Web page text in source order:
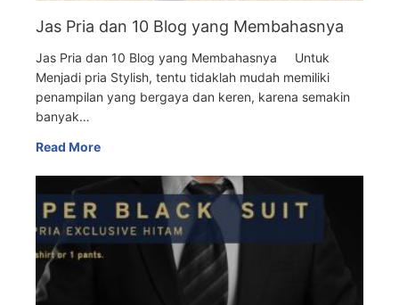
Jas Pria dan 10 Blog yang Membahasnya
Jas Pria dan 10 Blog yang Membahasnya Untuk
Menjadi pria Stylish, tentu tidaklah mudah memiliki
penampilan yang bergaya dan keren, karena semakin
banyak…
Read More